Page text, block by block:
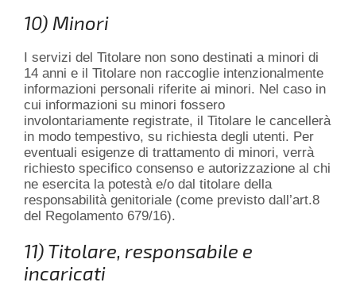
10) Minori
I servizi del Titolare non sono destinati a minori di
14 anni e il Titolare non raccoglie intenzionalmente
informazioni personali riferite ai minori. Nel caso in
cui informazioni su minori fossero
involontariamente registrate, il Titolare le cancellerà
in modo tempestivo, su richiesta degli utenti. Per
eventuali esigenze di trattamento di minori, verrà
richiesto specifico consenso e autorizzazione al chi
ne esercita la potestà e/o dal titolare della
responsabilità genitoriale (come previsto dall’art.8
del Regolamento 679/16).
11) Titolare, responsabile e
incaricati